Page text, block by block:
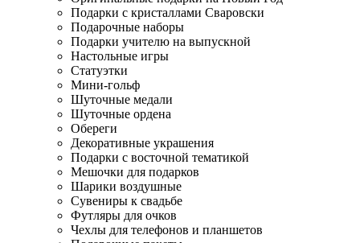
Подарки с кристаллами Сваровски
Подарочные наборы
Подарки учителю на выпускной
Настольные игры
Статуэтки
Мини-гольф
Шуточные медали
Шуточные ордена
Обереги
Декоративные украшения
Подарки с восточной тематикой
Мешочки для подарков
Шарики воздушные
Сувениры к свадьбе
Футляры для очков
Чехлы для телефонов и планшетов